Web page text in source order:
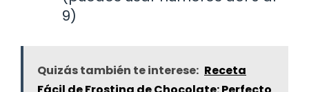
9)
Quizás también te interese: Receta